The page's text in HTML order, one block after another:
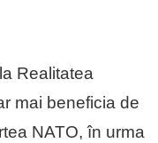
Realitatea
mai beneficia de
NATO, în urma